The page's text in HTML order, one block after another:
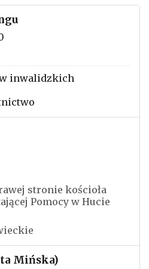
inwalidzkich
stronie kościoła
Pomocy w Hucie
Mińska)